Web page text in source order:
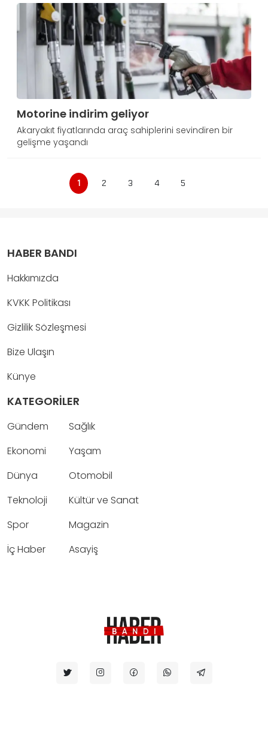
Motorine indirim geliyor
Akaryakıt fiyatlarında araç sahiplerini sevindiren bir
gelişme yaşandı
1 2 3 4 5
HABER BANDI
Hakkımızda
KVKK Politikası
Gizlilik Sözleşmesi
Bize Ulaşın
Künye
KATEGORİLER
Gündem
Ekonomi
Dünya
Teknoloji
Spor
İç Haber
Sağlık
Yaşam
Otomobil
Kültür ve Sanat
Magazin
Asayiş